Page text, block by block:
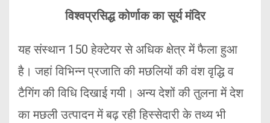
विश्वप्रसिद्ध कोर्णाक का सूर्य मंदिर
यह संस्थान 150 हेक्टेयर से अधिक क्षेत्र में फैला हुआ
है। जहां विभिन्न प्रजाति की मछलियों की वंश वृद्धि व
टैगिंग की विधि दिखाई गयी। अन्य देशों की तुलना में देश
का मछली उत्पादन में बढ़ रही हिस्सेदारी के तथ्य भी